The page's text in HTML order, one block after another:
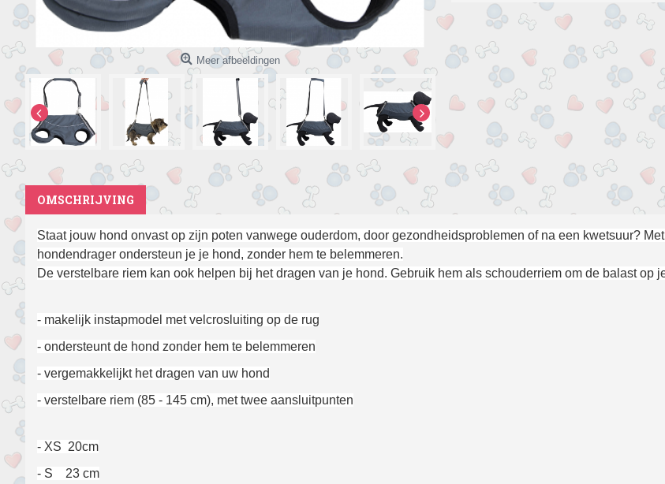
Meer afbeeldingen
OMSCHRIJVING
Staat jouw hond onvast op zijn poten vanwege ouderdom, door gezondheidsproblemen of na een kwetsuur?
hondendrager ondersteun je je hond, zonder hem te belemmeren.
De verstelbare riem kan ook helpen bij het dragen van je hond. Gebruik hem als schouderriem om de balast op
- makelijk instapmodel met velcrosluiting op de rug
- ondersteunt de hond zonder hem te belemmeren
- vergemakkelijkt het dragen van uw hond
- verstelbare riem (85 - 145 cm), met twee aansluitpunten
- XS 20cm
- S 23 cm